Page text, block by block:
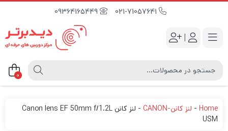
09364165449
|
0
Home
- لنز کانن-CANON -
لنز کانن Canon lens EF 50mm f/1.2L
USM